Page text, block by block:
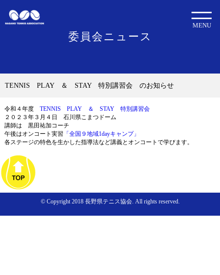
委員会ニュース
MENU
TENNIS PLAY ＆ STAY 特別講習会 のお知らせ
令和４年度TENNIS PLAY ＆ STAY 特別講習会
２０２３年３月４日 石川県こまつドーム
講師は 黒田祐加コーチ
午後はオンコート実習 「全国９地域1dayキャンプ」
各ステージの特色を生かした指導法など講義とオンコートで学びます。
© Copyright 2018 長野県テニス協会. All rights reserved.